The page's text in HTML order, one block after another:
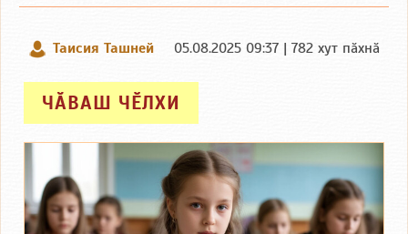
Таисия Ташней 05.08.2025 09:37 | 782 хут пӑхнӑ
ЧӐВАШ ЧӖЛХИ